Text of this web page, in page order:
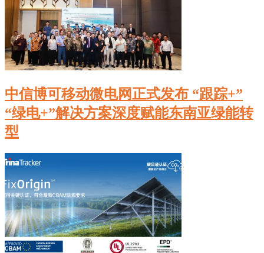
中信博可移动微电网正式发布 “跟踪+”
“绿电+”解决方案深度赋能东南亚绿能转
型